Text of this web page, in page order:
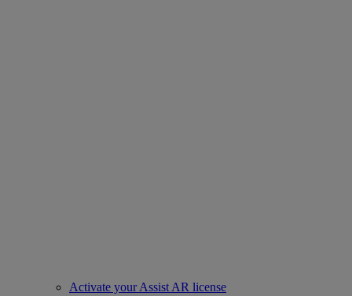
Activate your Assist AR license